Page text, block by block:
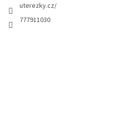
uterezky.cz/
777911030